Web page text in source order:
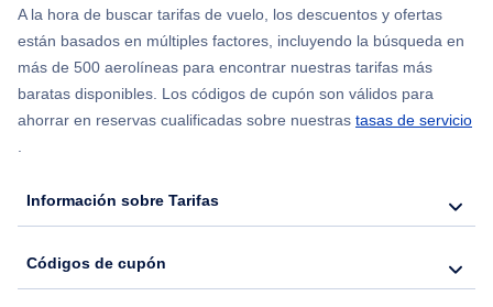
Flights from Nueva York to Hong Kong
Flights from Nueva York to Seúl
A la hora de buscar tarifas de vuelo, los descuentos y ofertas
están basados en múltiples factores, incluyendo la búsqueda en
más de 500 aerolíneas para encontrar nuestras tarifas más
baratas disponibles. Los códigos de cupón son válidos para
ahorrar en reservas cualificadas sobre nuestras tasas de servicio
.
Información sobre Tarifas
Códigos de cupón